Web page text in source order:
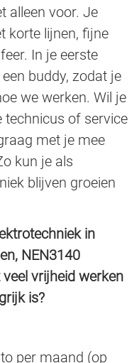
alleen voor. Je
korte lijnen, fijne
In je eerste
buddy, zodat je
we werken. Wil je
technicus of service
met je mee
kun je als
blijven groeien
in
NEN3140
vrijheid werken
is?
per maand (op